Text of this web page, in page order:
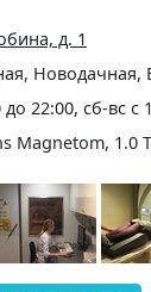
д. 1
Новодачная,
22:00, сб-вс с
Magnetom, 1.0